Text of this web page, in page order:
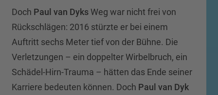
Doch Paul van DyksWeg war nicht frei von
Rückschlägen: 2016 stürzte er bei einem
Auftritt sechs Meter tief von der Bühne. Die
Verletzungen – ein doppelter Wirbelbruch, ein
Schädel-Hirn-Trauma – hätten das Ende seiner
Karriere bedeuten können. Doch Paul van Dyk